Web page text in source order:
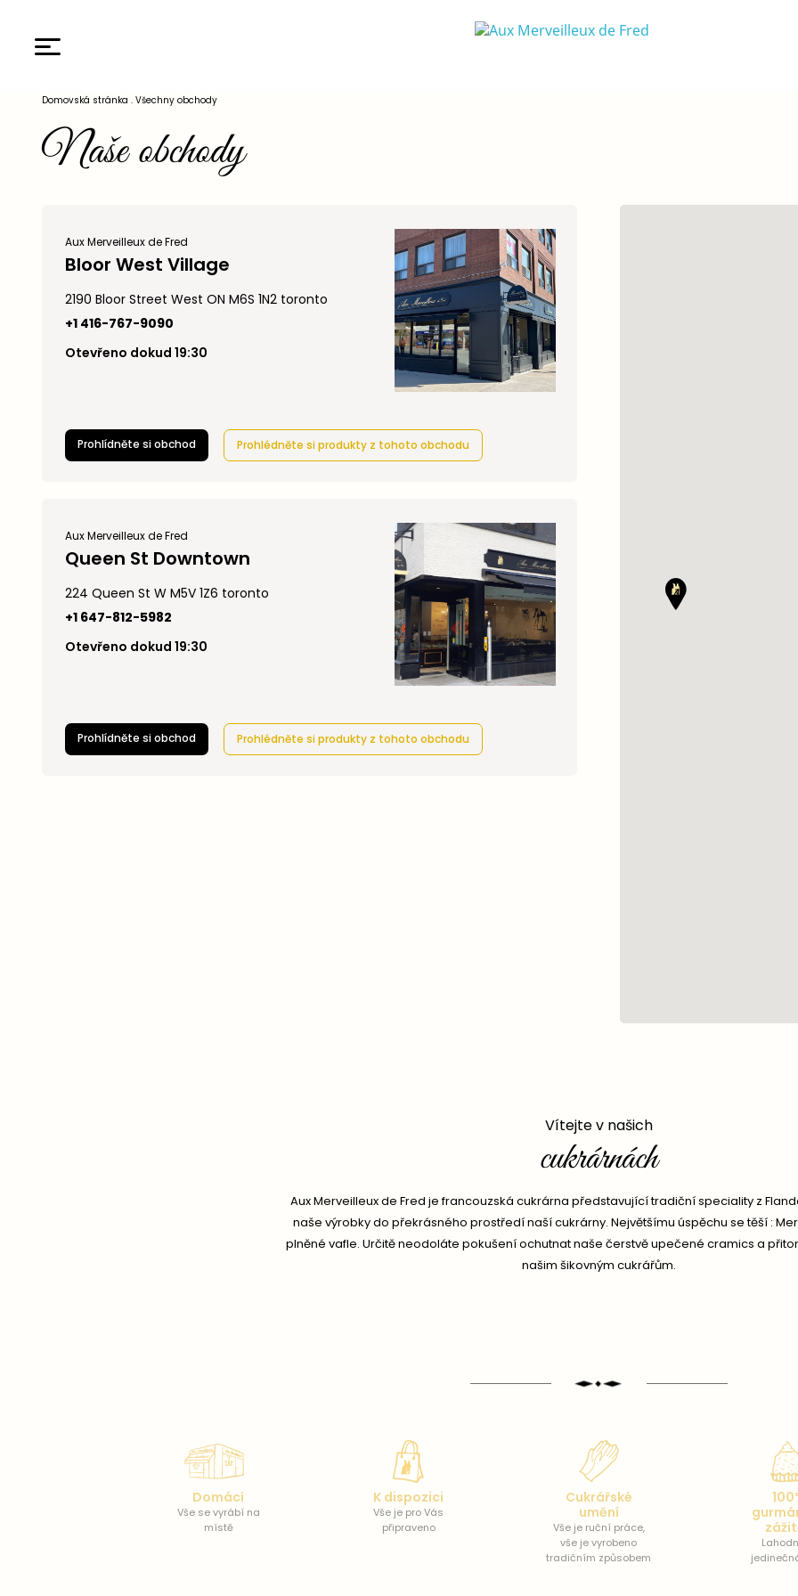
Domovská stránka . Všechny obchody
Naše obchody
Aux Merveilleux de Fred
Bloor West Village
2190 Bloor Street West ON M6S 1N2 toronto
+1 416-767-9090
Otevřeno dokud 19:30
Prohlídněte si obchod Prohlédněte si produkty z tohoto obchodu
Aux Merveilleux de Fred
Queen St Downtown
224 Queen St W M5V 1Z6 toronto
+1 647-812-5982
Otevřeno dokud 19:30
Prohlídněte si obchod Prohlédněte si produkty z tohoto obchodu
4
Vítejte v našich
cukrárnách
Aux Merveilleux de Fred je francouzská cukrárna představující tradiční speciality z
naše výrobky do překrásného prostředí naší cukrárny. Největšímu úspěchu se těší :
plněné vafle. Určitě neodoláte pokušení ochutnat naše čerstvě upečené cramics a
našim šikovným cukrářům.
Domácí
Vše se vyrábí na
místě
K dispozici
Vše je pro Vás
připraveno
Cukrářské
umění
Vše je ruční práce,
vše je vyrobeno
tradičním způsobem